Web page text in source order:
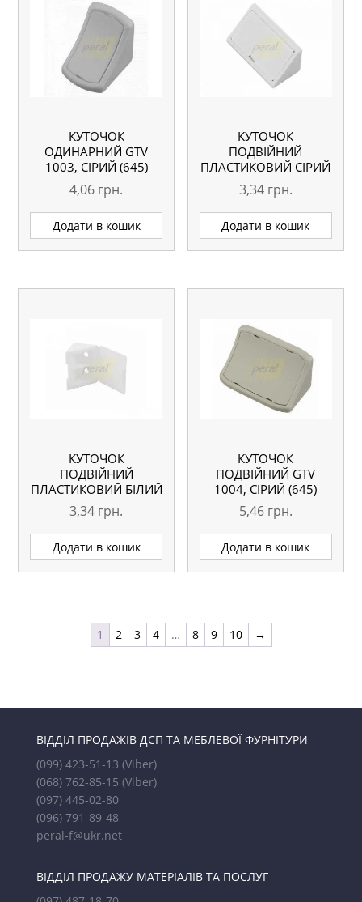
КУТОЧОК
ОДИНАРНИЙ GTV
1003, СІРИЙ (645)
4,06 грн.
Додати в кошик
КУТОЧОК
ПОДВІЙНИЙ
ПЛАСТИКОВИЙ СІРИЙ
3,34 грн.
Додати в кошик
КУТОЧОК
ПОДВІЙНИЙ
ПЛАСТИКОВИЙ БІЛИЙ
3,34 грн.
Додати в кошик
КУТОЧОК
ПОДВІЙНИЙ GTV
1004, СІРИЙ (645)
5,46 грн.
Додати в кошик
1 2 3 4 … 8 9 10 →
ВІДДІЛ ПРОДАЖІВ ДСП ТА МЕБЛЕВОЇ ФУРНІТУРИ
(099) 423-51-13 (Viber)
(068) 762-85-15 (Viber)
(097) 445-02-80
(096) 791-89-48
peral-f@ukr.net
ВІДДІЛ ПРОДАЖУ МАТЕРІАЛІВ ТА ПОСЛУГ